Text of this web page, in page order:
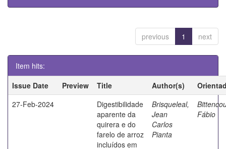
previous 1 next
Item hits:
Issue Date
Preview Title Author(s)
27-Feb-2024
Digestibilidade
aparente da
quirera e do
farelo de arroz
incluídos em
Brisqueleal,
Jean
Carlos
Pianta
Fábio